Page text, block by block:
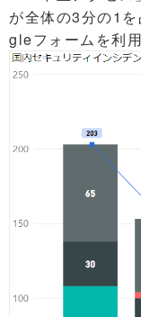
が全体の3分の1
gleフォームを利